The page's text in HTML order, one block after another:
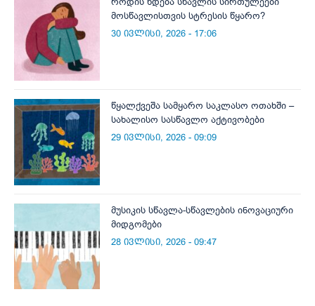
მოსწავლისთვის სტრესის წყარო?
30 ივლისი, 2026 - 17:06
წყალქვეშა სამყარო საკლასო ოთახში –
სახალისო სასწავლო აქტივობები
29 ივლისი, 2026 - 09:09
მუსიკის სწავლა-სწავლების ინოვაციური
მიდგომები
28 ივლისი, 2026 - 09:47